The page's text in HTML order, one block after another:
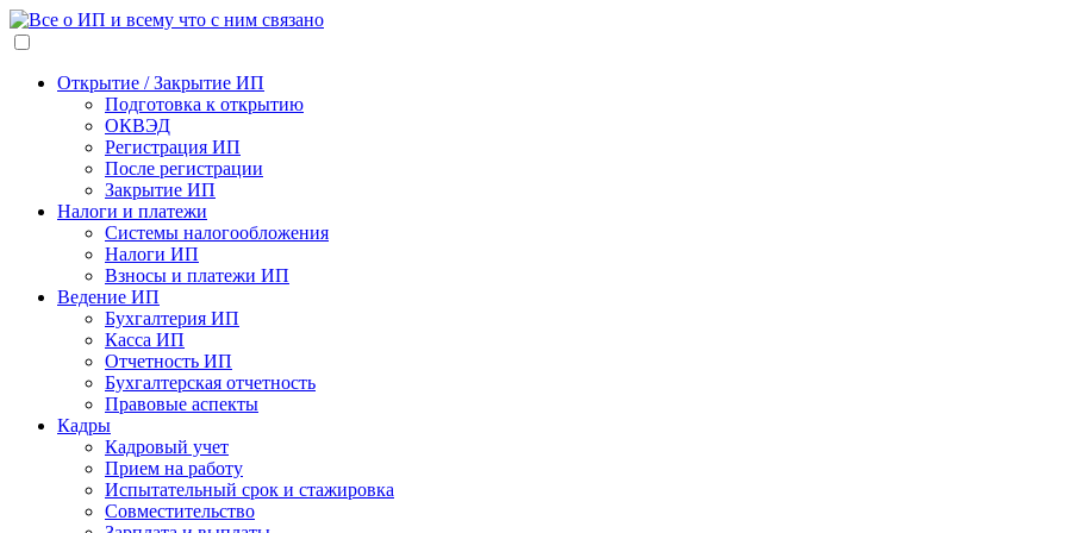
Открытие / Закрытие ИП
Подготовка к открытию
ОКВЭД
Регистрация ИП
После регистрации
Закрытие ИП
Налоги и платежи
Системы налогообложения
Налоги ИП
Взносы и платежи ИП
Ведение ИП
Бухгалтерия ИП
Касса ИП
Отчетность ИП
Бухгалтерская отчетность
Правовые аспекты
Кадры
Кадровый учет
Прием на работу
Испытательный срок и стажировка
Совместительство